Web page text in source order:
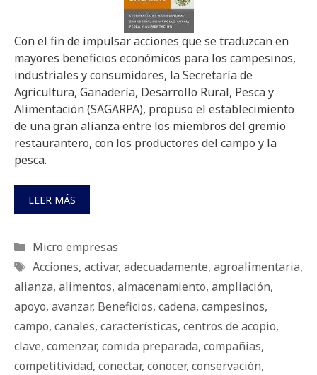
Con el fin de impulsar acciones que se traduzcan en
mayores beneficios económicos para los campesinos,
industriales y consumidores, la Secretaría de
Agricultura, Ganadería, Desarrollo Rural, Pesca y
Alimentación (SAGARPA), propuso el establecimiento
de una gran alianza entre los miembros del gremio
restaurantero, con los productores del campo y la
pesca.
LEER MÁS
Categorías
Micro empresas
Etiquetas
Acciones, activar, adecuadamente, agroalimentaria,
alianza, alimentos, almacenamiento, ampliación,
apoyo, avanzar, Beneficios, cadena, campesinos,
campo, canales, características, centros de acopio,
clave, comenzar, comida preparada, compañías,
competitividad, conectar, conocer, conservación,